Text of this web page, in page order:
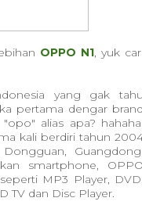
OPPO N1, yuk
yang gak
pertama dengar
alias apa?
kali berdiri tahun
smartphone,
MP3 Player,
TV dan Disc Player.